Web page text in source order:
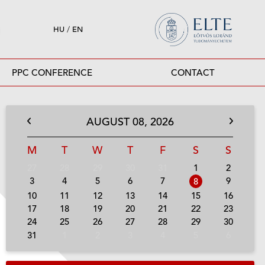
HU / EN
PPC CONFERENCE CONTACT
AUGUST08, 2026
M T W T F S S
1
2
3
4 5 6 7 8
9
10
11 12 13 14 15
16
17
18 19 20 21 22
23
24
25 26 27 28 29
30
31